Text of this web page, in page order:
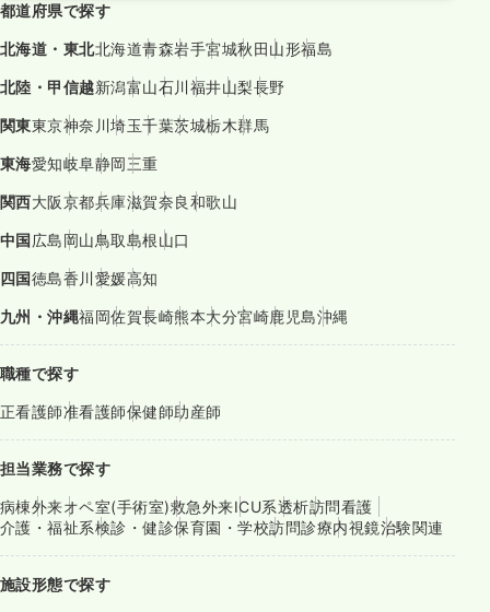
都道府県で探す
北海道・東北北海道青森岩手宮城秋田山形福島
北陸・甲信越新潟富山石川福井山梨長野
関東東京神奈川埼玉千葉茨城栃木群馬
東海愛知岐阜静岡三重
関西大阪京都兵庫滋賀奈良和歌山
中国広島岡山鳥取島根山口
四国徳島香川愛媛高知
九州・沖縄福岡佐賀長崎熊本大分宮崎鹿児島沖縄
職種で探す
正看護師准看護師保健師助産師
担当業務で探す
病棟外来オペ室(手術室)救急外来ICU系透析訪問看護
介護・福祉系検診・健診保育園・学校訪問診療内視鏡治験関連
施設形態で探す